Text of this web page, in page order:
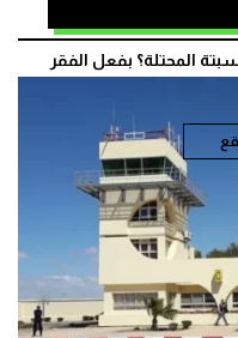
المحتلة؟ بفعل الفقر